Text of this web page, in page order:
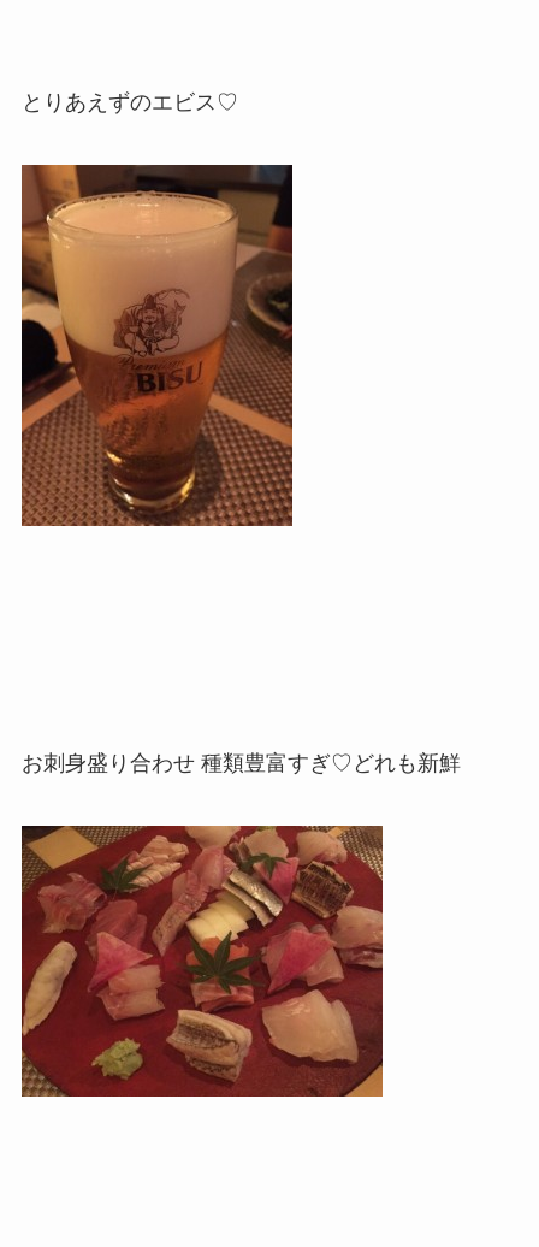
とりあえずのエビス♡
お刺身盛り合わせ 種類豊富すぎ♡どれも新鮮